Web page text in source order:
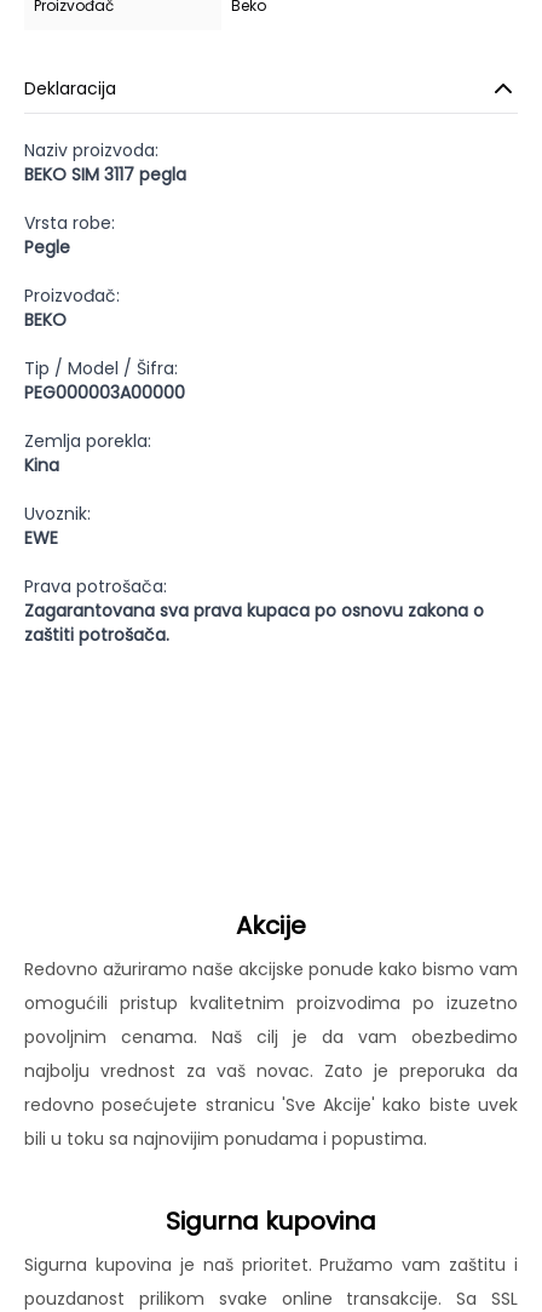
Proizvođač Beko
Deklaracija
Naziv proizvoda:
BEKO SIM 3117 pegla
Vrsta robe:
Pegle
Proizvođač:
BEKO
Tip / Model / Šifra:
PEG000003A00000
Zemlja porekla:
Kina
Uvoznik:
EWE
Prava potrošača:
Zagarantovana sva prava kupaca po osnovu zakona o
zaštiti potrošača.
Akcije
Redovno ažuriramo naše akcijske ponude kako bismo vam
omogućili pristup kvalitetnim proizvodima po izuzetno
povoljnim cenama. Naš cilj je da vam obezbedimo
najbolju vrednost za vaš novac. Zato je preporuka da
redovno posećujete stranicu 'Sve Akcije' kako biste uvek
bili u toku sa najnovijim ponudama i popustima.
Sigurna kupovina
Sigurna kupovina je naš prioritet. Pružamo vam zaštitu i
pouzdanost prilikom svake online transakcije. Sa SSL